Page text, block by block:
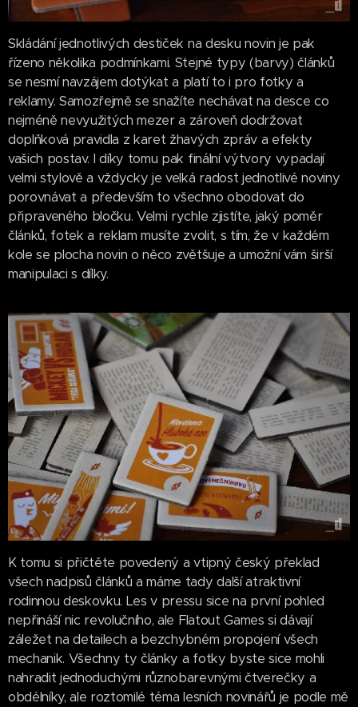
Skládání jednotlivých destiček na desku novin je pak
řízeno několika podmínkami. Stejné typy (barvy) článků
se nesmí navzájem dotýkat a platí to i pro fotky a
reklamy. Samozřejmě se snažíte nechávat na desce co
nejméně nevyužitých mezer a zároveň dodržovat
doplňková pravidla z karet žhavých zpráv a efekty
vašich postav. I díky tomu pak finální výtvory vypadají
velmi stylově a vždycky je velká radost jednotlivé noviny
porovnávat a především to všechno obodovat do
připraveného bločku. Velmi rychle zjistíte, jaký poměr
článků, fotek a reklam musíte zvolit, s tím, že v každém
kole se plocha novin o něco zvětšuje a umožní vám širší
manipulaci s dílky.
K tomu si přičtěte povedený a vtipný český překlad
všech nadpisů článků a máme tady další atraktivní
rodinnou deskovku. Les v pressu sice na první pohled
nepřináší nic revolučního, ale Flatout Games si dávají
záležet na detailech a bezchybném propojení všech
mechanik. Všechny ty články a fotky byste sice mohli
nahradit jednoduchými různobarevnými čtverečky a
obdélníky, ale roztomilé téma lesních novinářů je podle mě